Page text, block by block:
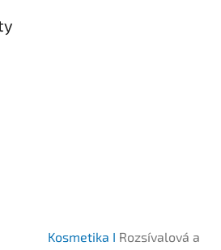
Kosmetika I Rozsívalová a